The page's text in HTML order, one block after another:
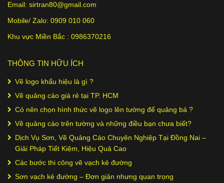
Email: sirtran80@gmail.com
Mobile/ Zalo: 0909 010 060
Khu vực Miền Bắc : 0986370216
THÔNG TIN HỮU ÍCH
Vẽ logo khẩu hiệu là gì ?
Vẽ quảng cáo giá rẻ tại TP. HCM
Có nên chọn hình thức vẽ logo lên tường để quảng bá ?
Vẽ quảng cáo trên tường và những điều bạn chưa biết?
Dịch Vụ Sơn, Vẽ Quảng Cáo Chuyên Nghiệp Tại Đồng Nai –
Giải Pháp Tiết Kiệm, Hiệu Quả Cao
Các bước thi công vẽ vạch kẻ đường
Sơn vạch kẻ đường – Đơn giản nhưng quan trọng